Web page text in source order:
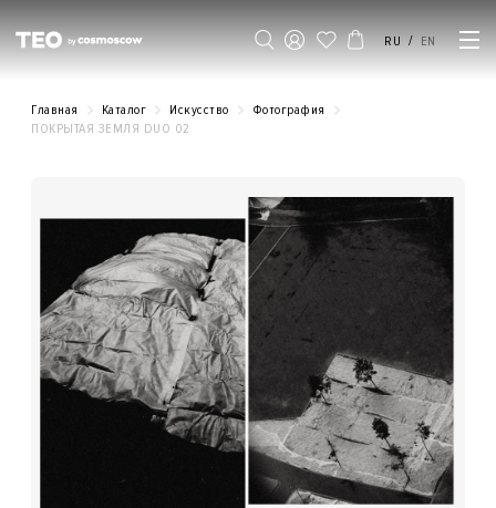
RU / EN
Главная Каталог Искусство
Фотография
ПОКРЫТАЯ ЗЕМЛЯ DUO 02